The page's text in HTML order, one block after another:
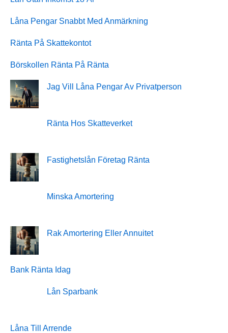
Låna Pengar Snabbt Med Anmärkning
Ränta På Skattekontot
Börskollen Ränta På Ränta
Jag Vill Låna Pengar Av Privatperson
Ränta Hos Skatteverket
Fastighetslån Företag Ränta
Minska Amortering
Rak Amortering Eller Annuitet
Bank Ränta Idag
Lån Sparbank
Låna Till Arrende